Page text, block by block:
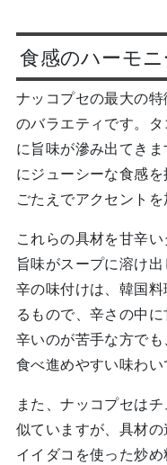
食感のハーモ
ナッコプセの最大の
のバラエティです。
に旨味が滲み出てき
にジューシーな食感
ごたえでアクセントを
これらの具材を甘辛
旨味がスープに溶け
辛の味付けは、韓国
るもので、辛さの中
辛いのが苦手な方でも
食べ進めやすい味わい
また、ナッコプセは
似ていますが、具材
イイダコを使った炒